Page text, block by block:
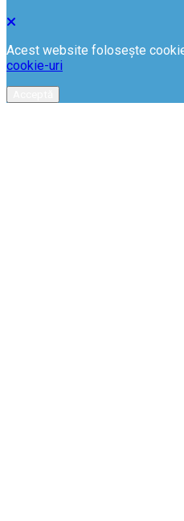
Acest website folosește
cookie-uri